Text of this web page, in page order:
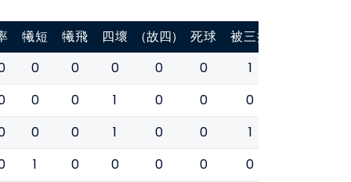
犧短 犧飛 四壞 (故四) 死球 被三振
0 0 0 0 0 1
0 0 1 0 0 0
0 0 1 0 0 1
1 0 0 0 0 0